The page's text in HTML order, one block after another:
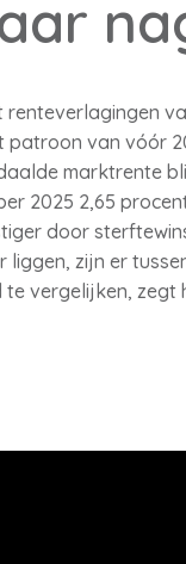
patroon van vóór
marktrente
2025 2,65
door
zijn er
vergelijken, zegt